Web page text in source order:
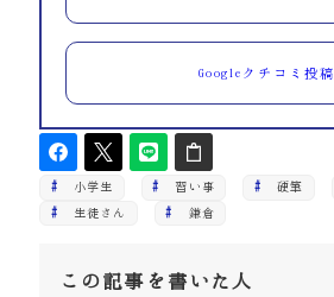
Googleクチコミ投稿
小学生 習い事 硬筆
生徒さん 鎌倉
この記事を書いた人